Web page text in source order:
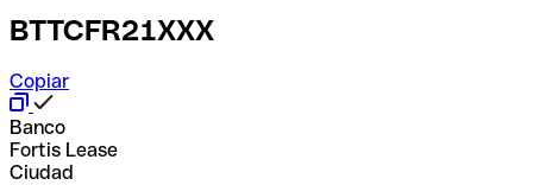
BTTCFR21XXX
Copiar
Banco
Fortis Lease
Ciudad